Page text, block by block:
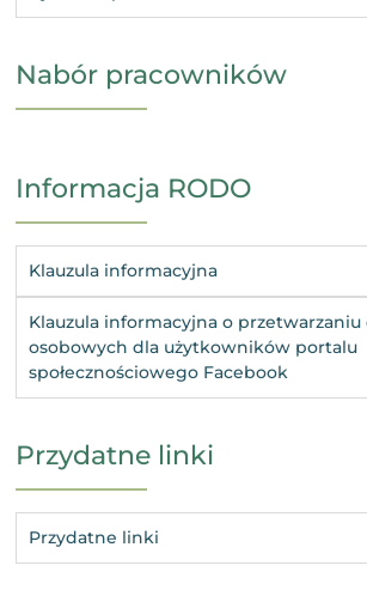
Nabór pracowników
Informacja RODO
Klauzula informacyjna
Klauzula informacyjna o przetwarzaniu
osobowych dla użytkowników portalu
społecznościowego Facebook
Przydatne linki
Przydatne linki